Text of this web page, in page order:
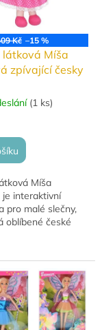
Kč –15 %
látková Míša
zpívající česky
(1 ks)
Míša
je interaktivní
pro malé slečny,
oblíbené české